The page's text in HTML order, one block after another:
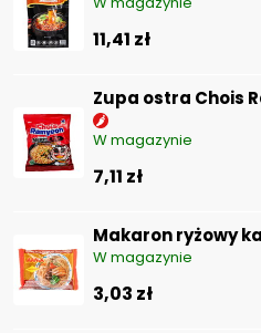
11,41 zł
Zupa ostra Chois
W magazynie
7,11 zł
Makaron ryżowy
W magazynie
3,03 zł